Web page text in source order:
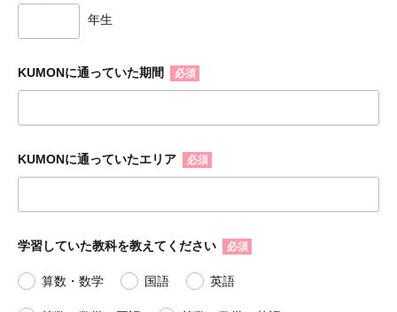
KUMONに通っていた期間 必須
KUMONに通っていたエリア 必須
学習していた教科を教えてください 必須
算数・数学 国語 英語